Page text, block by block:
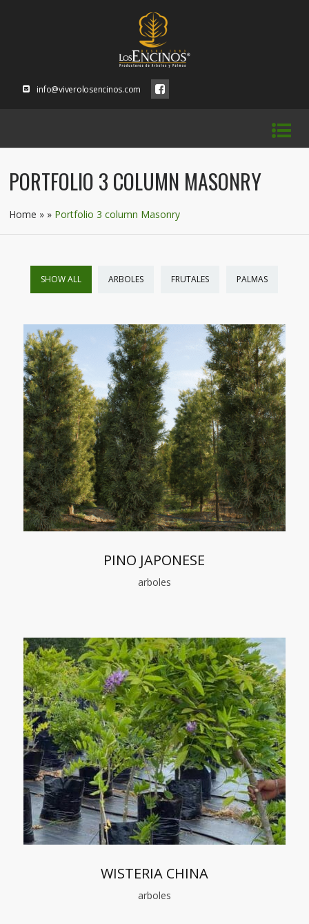
info@viverolosencinos.com
PORTFOLIO 3 COLUMN MASONRY
Home » » Portfolio 3 column Masonry
SHOW ALL ARBOLES FRUTALES PALMAS
PINO JAPONESE
arboles
WISTERIA CHINA
arboles